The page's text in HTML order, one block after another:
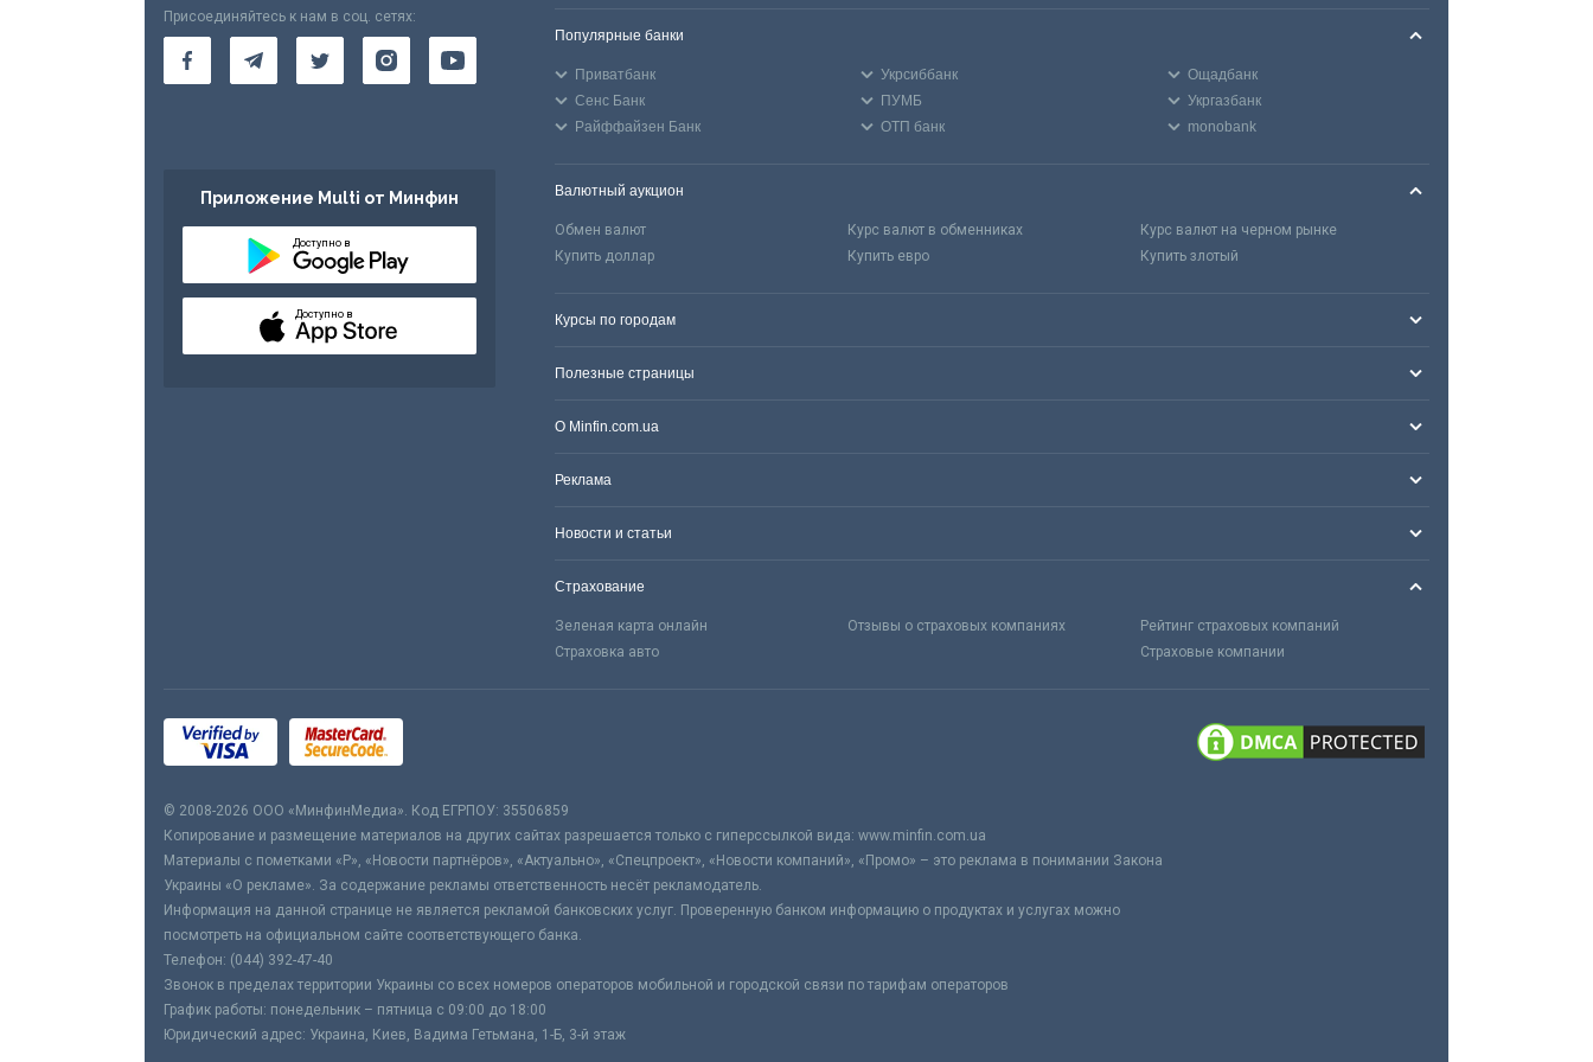
Присоединяйтесь к нам в соц. сетях:
Приложение Multi от Минфин
Доступно в
Доступно в
Популярные банки
Приватбанк Укрсиббанк
Ощадбанк
Сенс Банк
ПУМБ
Укргазбанк
Райффайзен Банк
ОТП банк monobank
Валютный аукцион
Обмен валют Курс валют в обменниках
Курс валют на черном рынке
Купить доллар
Купить евро Купить злотый
Курсы по городам
Полезные страницы
О Minfin.com.ua
Реклама
Новости и статьи
Страхование
Зеленая карта онлайн Отзывы о страховых компаниях
Рейтинг страховых компаний
Страховка авто
Страховые компании
© 2008-2026 ООО «МинфинМедиа». Код ЕГРПОУ: 35506859
Копирование и размещение материалов на других сайтах разрешается только с гиперссылкой вида: www.minfin.com.ua
Материалы с пометками «Р», «Новости партнёров», «Актуально», «Спецпроект», «Новости компаний», «Промо» – это реклама в понимании Закона
Украины «О рекламе». За содержание рекламы ответственность несёт рекламодатель.
Информация на данной странице не является рекламой банковских услуг. Проверенную банком информацию о продуктах и услугах можно
посмотреть на официальном сайте соответствующего банка.
Телефон: (044) 392-47-40
Звонок в пределах территории Украины со всех номеров операторов мобильной и городской связи по тарифам операторов
График работы: понедельник – пятница с 09:00 до 18:00
Юридический адрес: Украина, Киев, Вадима Гетьмана, 1-Б, 3-й этаж